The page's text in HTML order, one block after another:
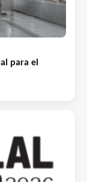
para el